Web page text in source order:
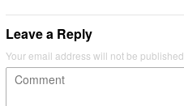
Leave a Reply
Your email address will not be published.